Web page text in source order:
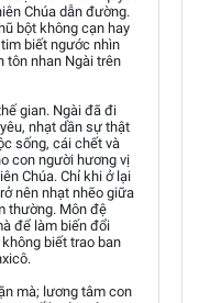
Chúa dẫn đường.
bột không cạn hay
biết ngước nhìn
tôn nhan Ngài trên
gian. Ngài đã đi
nhạt dần sự thật
sống, cái chết và
con người hương vị
Chúa. Chỉ khi ở lại
nên nhạt nhẽo giữa
thường. Môn đệ
để làm biến đổi
biết trao ban
mà; lương tâm con